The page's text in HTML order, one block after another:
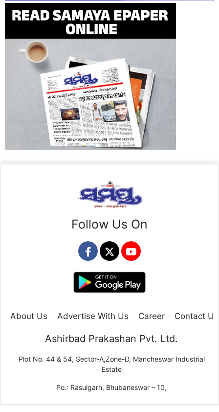
Follow Us On
About Us Advertise With Us Career Contact Us
Ashirbad Prakashan Pvt. Ltd.
Plot No. 44 & 54, Sector-A,Zone-D, Mancheswar Industrial
Estate
Po.: Rasulgarh, Bhubaneswar – 10,